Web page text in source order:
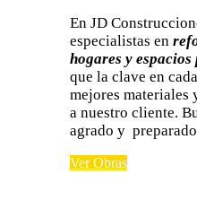
En JD
especialistas en
hogares y
que la clave en
mejores materiales
a nuestro cliente.
agrado y
Ver Obras